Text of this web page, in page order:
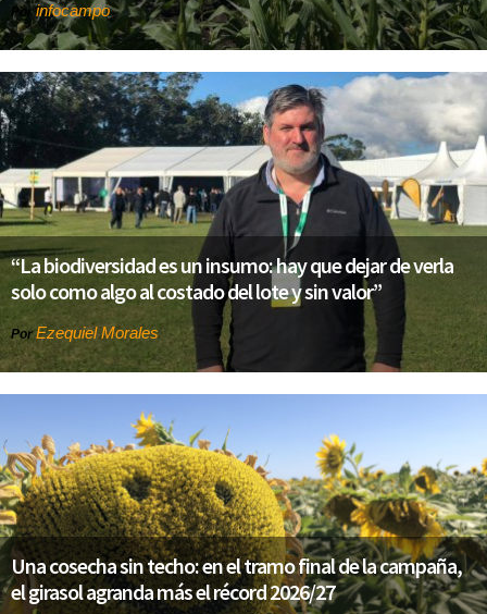
Por infocampo
“La biodiversidad es un insumo: hay que dejar de verla
solo como algo al costado del lote y sin valor”
PorEzequiel Morales
Una cosecha sin techo: en el tramo final de la campaña,
el girasol agranda más el récord 2026/27